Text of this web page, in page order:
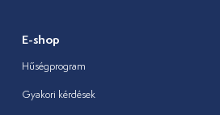
E-shop
Hűségprogram
Gyakori kérdések